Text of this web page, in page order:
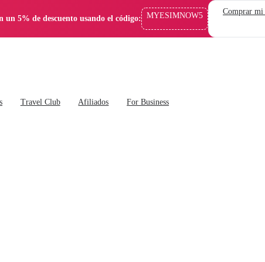
un 5% de descuento usando el código: MYESIMNOW5 Comprar
Travel Club Afiliados For Business